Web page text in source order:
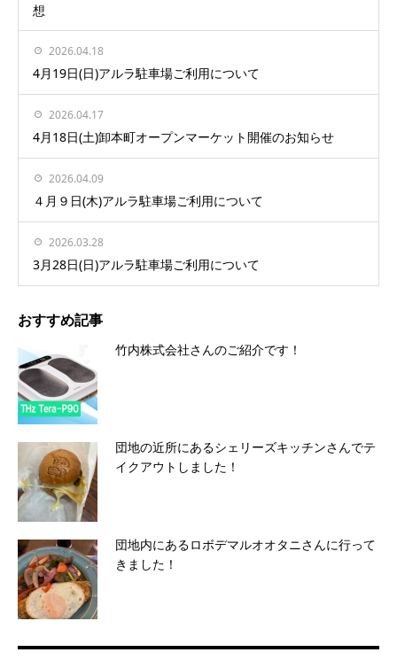
想
2026.04.18
4月19日(日)アルラ駐車場ご利用について
2026.04.17
4月18日(土)卸本町オープンマーケット開催のお知らせ
2026.04.09
４月９日(木)アルラ駐車場ご利用について
2026.03.28
3月28日(日)アルラ駐車場ご利用について
おすすめ記事
竹内株式会社さんのご紹介です！
団地の近所にあるシェリーズキッチンさんでテ
イクアウトしました！
団地内にあるロボデマルオオタニさんに行って
きました！